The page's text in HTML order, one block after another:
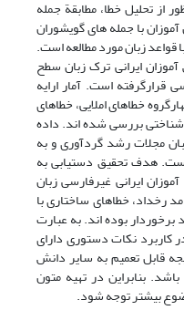
از تحلیل خطا، مطابقة جمله
با جمله های گویشوران
قواعد زبان مورد مطالعه است.
ایرانی ترک زبان سطح
قرارگرفته است. آمار ارایه
چهارگروه خطاهای املایی، خطاهای
بررسی شده اند. داده
مجلات رشد گردآوری و به
هدف تحقیق دستیابی به
ایرانی غیرفارسی زبان
رخداد، خطاهای ساختاری با
برخوردار بوده اند. به عبارت
کاربرد نکات دستوری دارای
قابل تعمیم به سایر دانش
بنابراین در تهیه متون
بیشتر توجه شود.